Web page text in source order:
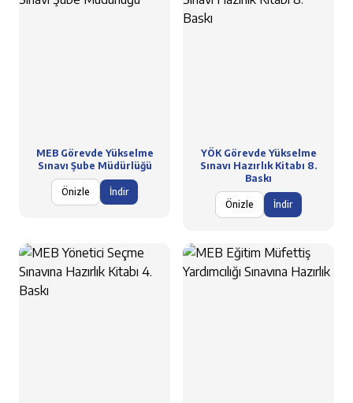
MEB Görevde Yükselme
Sınavı Şube Müdürlüğü
Önizle İndir
YÖK Görevde Yükselme
Sınavı Hazırlık Kitabı 8.
Baskı
Önizle İndir